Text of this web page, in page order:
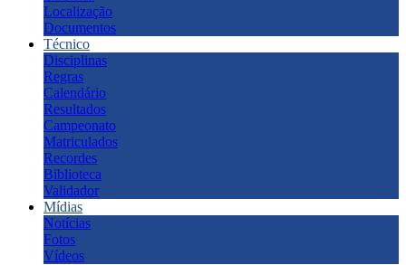
Localização
Documentos
Técnico
Disciplinas
Regras
Calendário
Resultados
Campeonato
Matriculados
Recordes
Biblioteca
Validador
Mídias
Notícias
Fotos
Vídeos